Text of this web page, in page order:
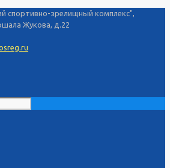
спортивно-зрелищный комплекс",
Жукова, д.22